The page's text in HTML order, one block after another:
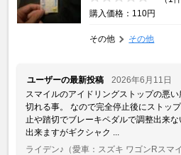
購入価格：110円
その他 その他
ユーザーの最新投稿
2026年6月11日
スマイルのアイドリングストップの悪
切れる事。 なので完全停止後にストッ
止や踏切でブレーキペダルで調整出来
出来ますがギクシャク ...
ライデン♪ （愛車：スズキ ワゴンRスマ